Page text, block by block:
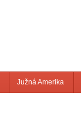
Južná Amerika